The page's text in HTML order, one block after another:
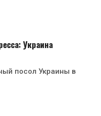
Украина
посол Украины в